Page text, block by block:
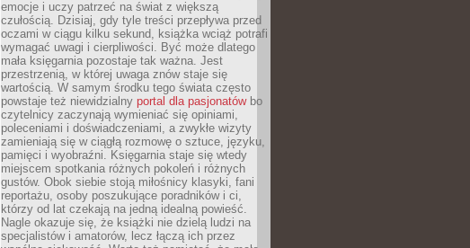
emocje i uczy patrzeć na świat z większą
czułością. Dzisiaj, gdy tyle treści przepływa przed
oczami w ciągu kilku sekund, książka wciąż potrafi
wymagać uwagi i cierpliwości. Być może dlatego
mała księgarnia pozostaje tak ważna. Jest
przestrzenią, w której uwaga znów staje się
wartością. W samym środku tego świata często
powstaje też niewidzialny portal dla pasjonatówbo
czytelnicy zaczynają wymieniać się opiniami,
poleceniami i doświadczeniami, a zwykłe wizyty
zamieniają się w ciągłą rozmowę o sztuce, języku,
pamięci i wyobraźni. Księgarnia staje się wtedy
miejscem spotkania różnych pokoleń i różnych
gustów. Obok siebie stoją miłośnicy klasyki, fani
reportażu, osoby poszukujące poradników i ci,
którzy od lat czekają na jedną idealną powieść.
Nagle okazuje się, że książki nie dzielą ludzi na
specjalistów i amatorów, lecz łączą ich przez